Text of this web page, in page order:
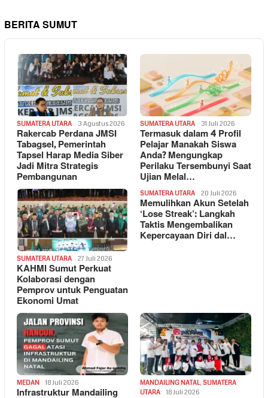
BERITA SUMUT
SUMATERA UTARA 3 Agustus 2026
Rakercab Perdana JMSI
Tabagsel, Pemerintah
Tapsel Harap Media Siber
Jadi Mitra Strategis
Pembangunan
SUMATERA UTARA 31 Juli 2026
Termasuk dalam 4 Profil
Pelajar Manakah Siswa
Anda? Mengungkap
Perilaku Tersembunyi Saat
Ujian Melal…
SUMATERA UTARA 27 Juli 2026
KAHMI Sumut Perkuat
Kolaborasi dengan
Pemprov untuk Penguatan
Ekonomi Umat
SUMATERA UTARA 20 Juli 2026
Memulihkan Akun Setelah
‘Lose Streak’: Langkah
Taktis Mengembalikan
Kepercayaan Diri dal…
MEDAN 18 Juli 2026
Infrastruktur Mandailing
MANDAILING NATAL, SUMATERA
UTARA
18 Juli 2026